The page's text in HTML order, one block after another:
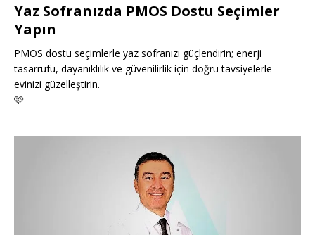
Yaz Sofranızda PMOS Dostu Seçimler
Yapın
PMOS dostu seçimlerle yaz sofranızı güçlendirin; enerji
tasarrufu, dayanıklılık ve güvenilirlik için doğru tavsiyelerle
evinizi güzelleştirin.
🩷